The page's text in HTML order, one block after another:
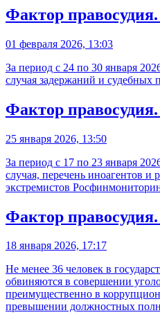
Фактор
01 февраля 2026, 13:03
За период с 24 по 30 января
случая задержаний и судебных
Фактор
25 января 2026, 13:50
За период с 17 по 23 января
случая, перечень иноагентов и
экстремистов
Фактор
18 января 2026, 17:17
Не менее 36 человек в
обвиняются в совершении
преимущественно в
превышении должностных